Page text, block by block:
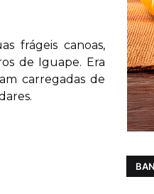
frágeis canoas,
de Iguape. Era
carregadas de